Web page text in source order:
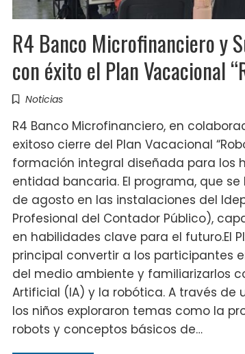
R4 Banco Microfinanciero y
con éxito el Plan Vacacional
Noticias
R4 Banco Microfinanciero, en
exitoso cierre del Plan Vacacional
formación integral diseñada para los
entidad bancaria. El programa, que
de agosto en las instalaciones del
Profesional del Contador Público),
en habilidades clave para el futuro.El
principal convertir a los participantes
del medio ambiente y familiarizarlos
Artificial (IA) y la robótica. A través
los niños exploraron temas como la
robots y conceptos básicos de…